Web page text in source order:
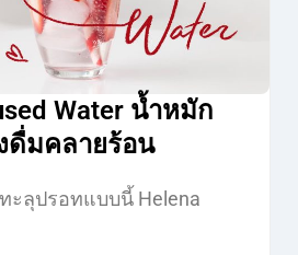
Water น้ำหมัก
ดื่มคลายร้อน
ะลุปรอทแบบนี้ Helena